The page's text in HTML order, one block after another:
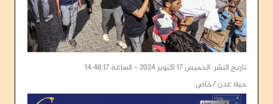
تاريخ النشر: الخميس 17 اكتوبر 2024 - الساعة 14:48:17
حياة عدن /خاص: